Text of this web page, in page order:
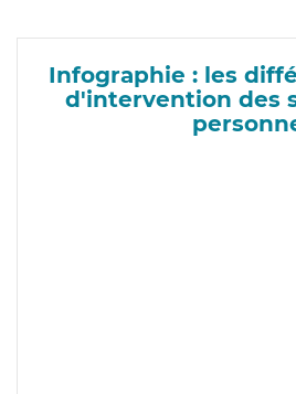
Infographie : les
d'intervention des